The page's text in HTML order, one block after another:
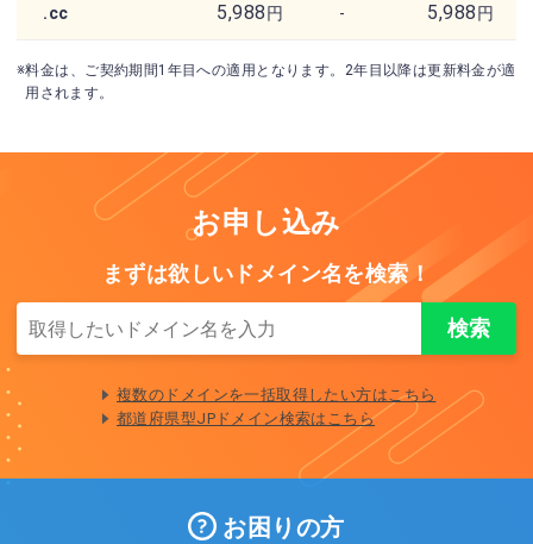
.cc 5,988円 - 5,988円
※料金は、ご契約期間1年目への適用となります。2年目以降は更新料金が適
用されます。
お申し込み
まずは欲しいドメイン名を検索！
複数のドメインを一括取得したい方はこちら
都道府県型JPドメイン検索はこちら
お困りの方